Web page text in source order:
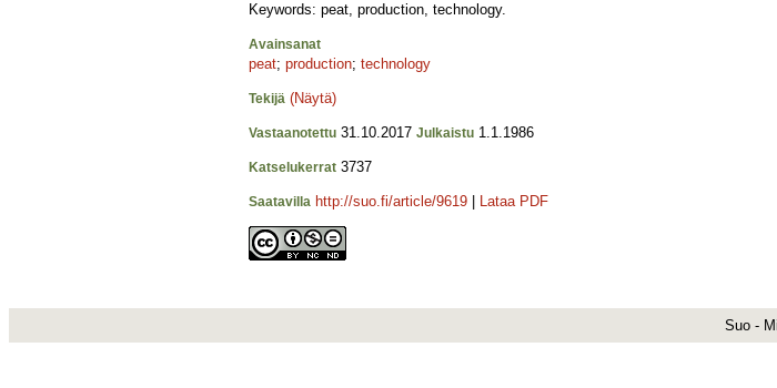
Keywords: peat, production, technology.
Avainsanat
peat; production; technology
Tekijä (Näytä)
Vastaanotettu 31.10.2017 Julkaistu 1.1.1986
Katselukerrat 3737
Saatavilla http://suo.fi/article/9619 Lataa PDF
Suo -